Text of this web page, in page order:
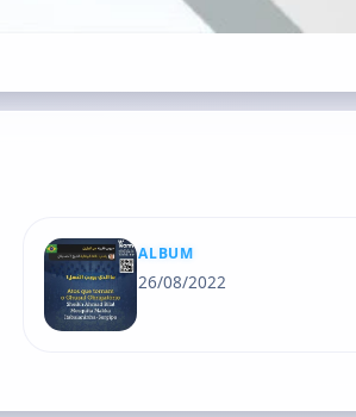
ALBUM
26/08/2022